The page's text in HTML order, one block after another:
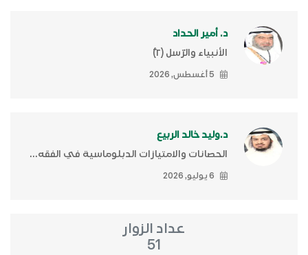
د. أمير الحداد
الأنبياء والرّسل (٢)ّ
5 أغسطس, 2026
د.وليد خالد الربيع
الحصانات والامتيازات الدبلوماسية في الفقه...
6 يوليو, 2026
عداد الزوار
51